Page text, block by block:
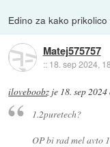
Edino za kako
Matej575757
:: 18. sep 2024,
iloveboobz je 18. sep
1.2puretech?
OP bi rad mel avto